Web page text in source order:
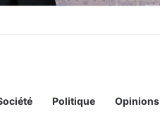
Laval
Politique Opinions